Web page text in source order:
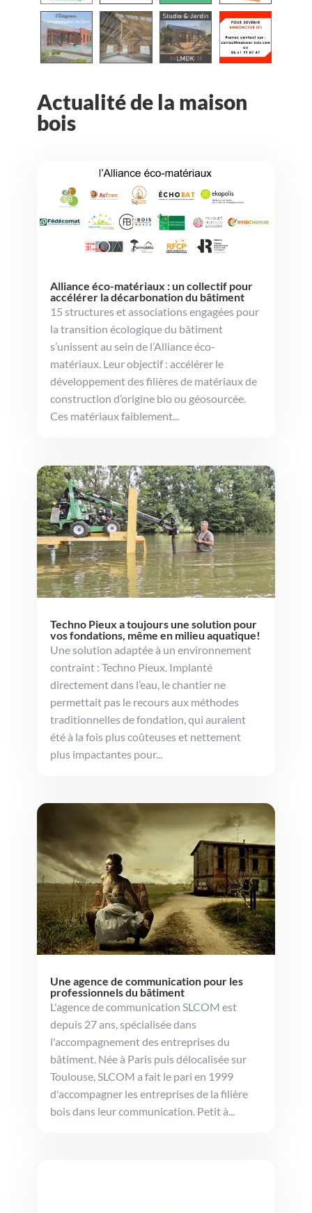
Actualité de la maison
bois
Alliance éco-matériaux : un collectif pour
accélérer la décarbonation du bâtiment
15 structures et associations engagées pour
la transition écologique du bâtiment
s’unissent au sein de l’Alliance éco-
matériaux. Leur objectif : accélérer le
développement des filières de matériaux de
construction d’origine bio ou géosourcée.
Ces matériaux faiblement...
Techno Pieux a toujours une solution pour
vos fondations, même en milieu aquatique!
Une solution adaptée à un environnement
contraint : Techno Pieux. Implanté
directement dans l’eau, le chantier ne
permettait pas le recours aux méthodes
traditionnelles de fondation, qui auraient
été à la fois plus coûteuses et nettement
plus impactantes pour...
Une agence de communication pour les
professionnels du bâtiment
L'agence de communication SLCOM est
depuis 27 ans, spécialisée dans
l'accompagnement des entreprises du
bâtiment. Née à Paris puis délocalisée sur
Toulouse, SLCOM a fait le pari en 1999
d'accompagner les entreprises de la filière
bois dans leur communication. Petit à...